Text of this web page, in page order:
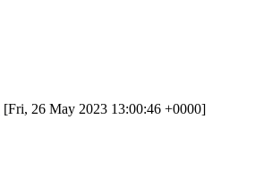
[Fri, 26 May 2023 13:00:46 +0000]